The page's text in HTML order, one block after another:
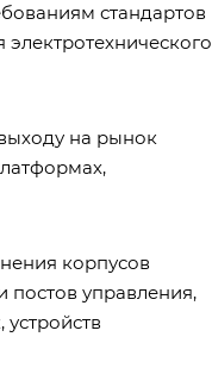
стандартов
на рынок
корпусов
постов управления,